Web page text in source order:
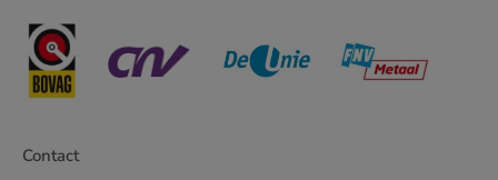
Contact